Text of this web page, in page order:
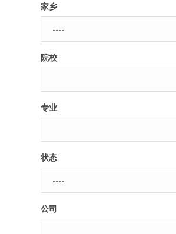
没帐号？注册一
家乡
院校
专业
状态
公司